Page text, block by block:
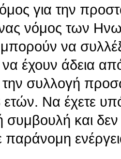
για την
νόμος των
να
έχουν άδεια
την συλλογή
Να έχετε
συμβουλή και δεν
παράνομη